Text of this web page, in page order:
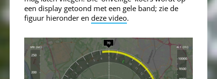
een display getoond met een gele band; zie de
figuur hieronder en deze video.